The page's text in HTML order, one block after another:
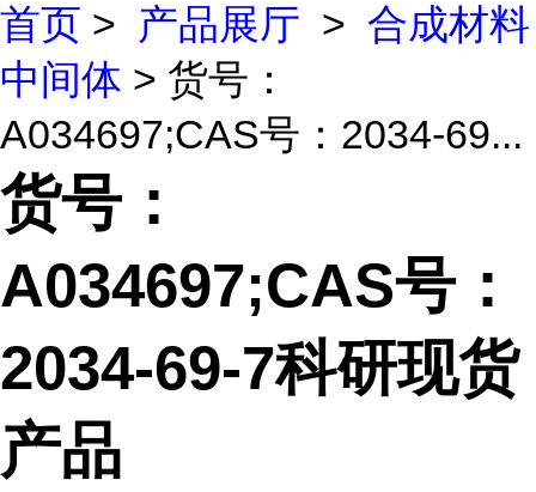
首页 > 产品展厅 > 合成材料
中间体 > 货号：
A034697;CAS号：2034-69...
货号：
A034697;CAS号：
2034-69-7科研现货
产品